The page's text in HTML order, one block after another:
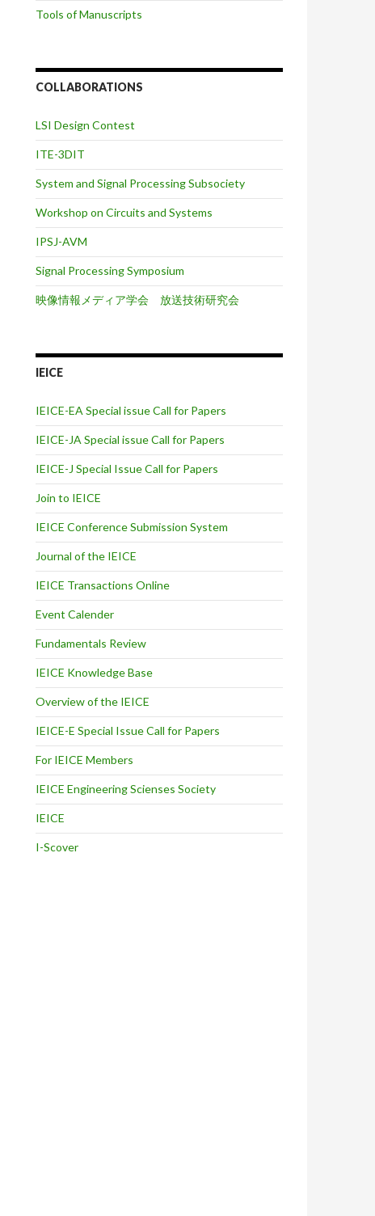
Tools of Manuscripts
COLLABORATIONS
LSI Design Contest
ITE-3DIT
System and Signal Processing Subsociety
Workshop on Circuits and Systems
IPSJ-AVM
Signal Processing Symposium
映像情報メディア学会 放送技術研究会
IEICE
IEICE-EA Special issue Call for Papers
IEICE-JA Special issue Call for Papers
IEICE-J Special Issue Call for Papers
Join to IEICE
IEICE Conference Submission System
Journal of the IEICE
IEICE Transactions Online
Event Calender
Fundamentals Review
IEICE Knowledge Base
Overview of the IEICE
IEICE-E Special Issue Call for Papers
For IEICE Members
IEICE Engineering Scienses Society
IEICE
I-Scover